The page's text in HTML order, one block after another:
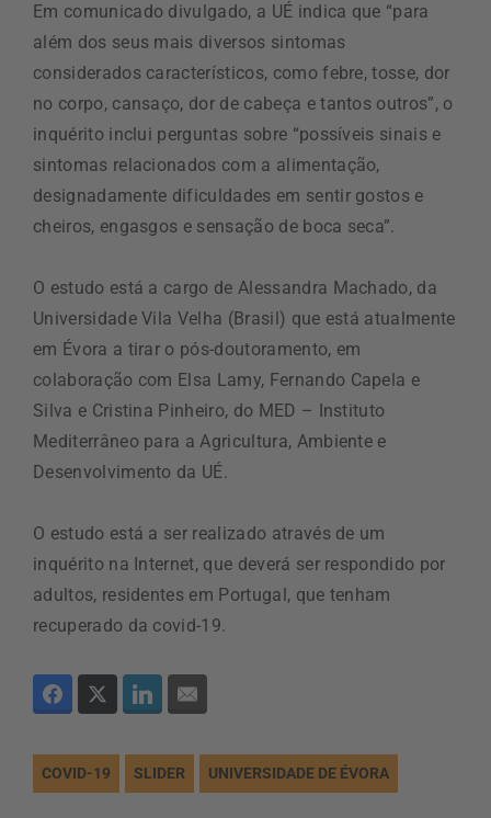
Em comunicado divulgado, a UÉ indica que “para
além dos seus mais diversos sintomas
considerados característicos, como febre, tosse, dor
no corpo, cansaço, dor de cabeça e tantos outros”, o
inquérito inclui perguntas sobre “possíveis sinais e
sintomas relacionados com a alimentação,
designadamente dificuldades em sentir gostos e
cheiros, engasgos e sensação de boca seca”.
O estudo está a cargo de Alessandra Machado, da
Universidade Vila Velha (Brasil) que está atualmente
em Évora a tirar o pós-doutoramento, em
colaboração com Elsa Lamy, Fernando Capela e
Silva e Cristina Pinheiro, do MED – Instituto
Mediterrâneo para a Agricultura, Ambiente e
Desenvolvimento da UÉ.
O estudo está a ser realizado através de um
inquérito na Internet, que deverá ser respondido por
adultos, residentes em Portugal, que tenham
recuperado da covid-19.
COVID-19 SLIDER UNIVERSIDADE DE ÉVORA